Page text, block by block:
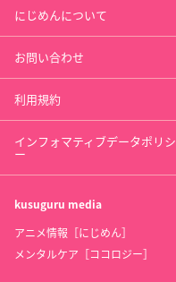
にじめんについて
お問い合わせ
利用規約
インフォマティブデータポリシ
ー
kusuguru media
アニメ情報［にじめん］
メンタルケア［ココロジー］